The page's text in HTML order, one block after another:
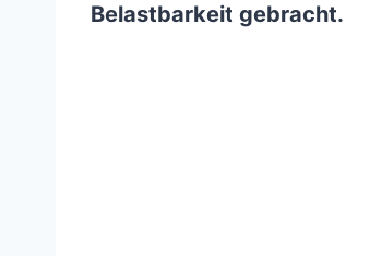
Belastbarkeit gebracht.